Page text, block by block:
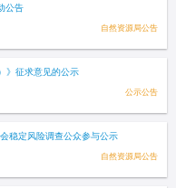
公告
自然资源局公告
》征求意见的公示
公示公告
稳定风险调查公众参与公示
自然资源局公告